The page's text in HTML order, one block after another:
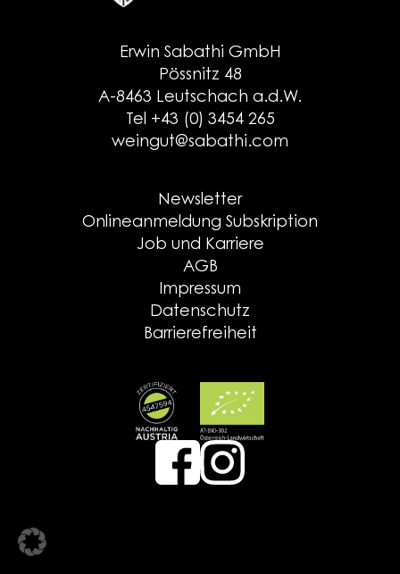
Erwin Sabathi GmbH
Pössnitz 48
A-8463 Leutschach a.d.W.
Tel +43 (0) 3454 265
weingut@sabathi.com
Newsletter
Onlineanmeldung Subskription
Job und Karriere
AGB
Impressum
Datenschutz
Barrierefreiheit